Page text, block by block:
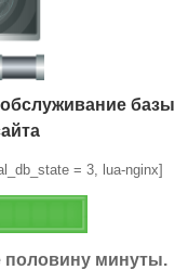
базы
= 3, lua-nginx]
половину минуты.